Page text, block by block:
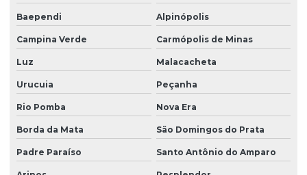
Baependi Alpinópolis
Campina Verde Carmópolis de Minas
Luz Malacacheta
Urucuia Peçanha
Rio Pomba Nova Era
Borda da Mata São Domingos do Prata
Padre Paraíso Santo Antônio do Amparo